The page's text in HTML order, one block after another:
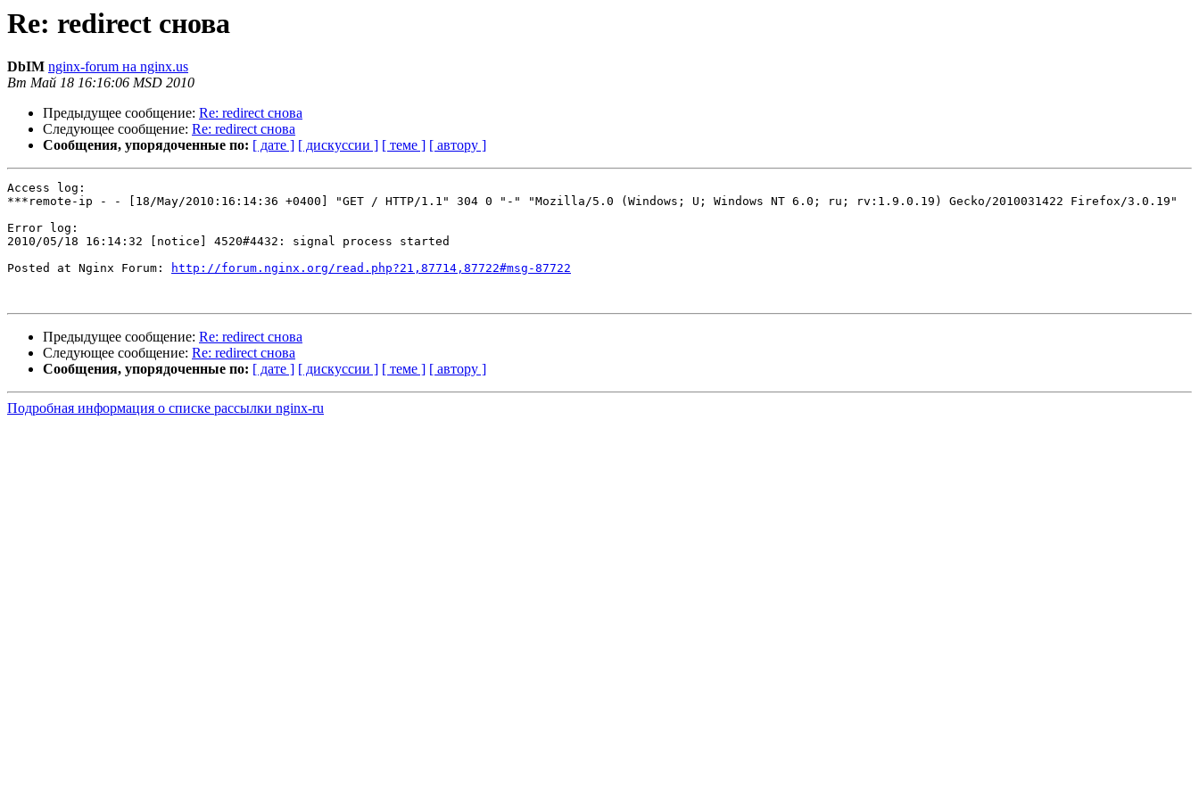
Re: redirect снова
DbIM nginx-forum на nginx.us
Вт Май 18 16:16:06 MSD 2010
Предыдущее сообщение: Re: redirect снова
Следующее сообщение: Re: redirect снова
Сообщения, упорядоченные по: [ дате ] [ дискуссии ] [ теме ] [ автору ]
Access log:
***remote-ip - - [18/May/2010:16:14:36 +0400] "GET / HTTP/1.1" 304 0 "-" "Mozilla/5.0 (Windows; U; Windows NT 6.0; ru; rv:1.9.0.19) Gecko/2010031422 Firefox/3.0.19"
Error log:
2010/05/18 16:14:32 [notice] 4520#4432: signal process started
Posted at Nginx Forum:
http://forum.nginx.org/read.php?21,87714,87722#msg-87722
Предыдущее сообщение: Re: redirect снова
Следующее сообщение: Re: redirect снова
Сообщения, упорядоченные по: [ дате ] [ дискуссии ] [ теме ] [ автору ]
Подробная информация о списке рассылки nginx-ru